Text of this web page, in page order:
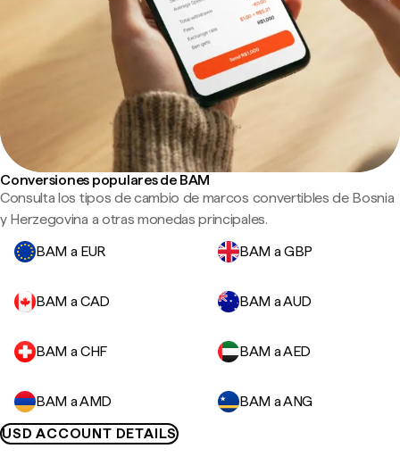
Conversiones populares de BAM
Consulta los tipos de cambio de marcos convertibles de Bosnia
y Herzegovina a otras monedas principales.
BAM a EUR
BAM a GBP
BAM a CAD BAM a AUD
BAM a CHF BAM a AED
BAM a AMD
BAM a ANG
USD ACCOUNT DETAILS